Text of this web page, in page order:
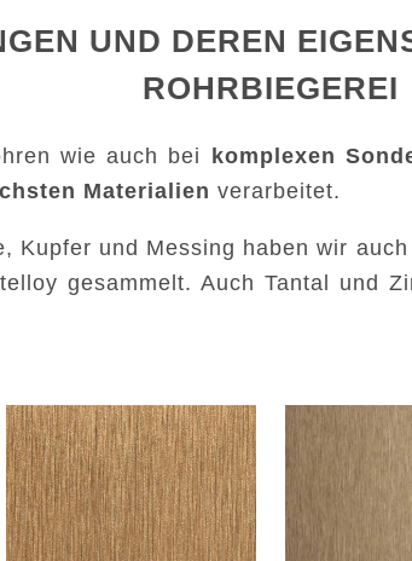
UND DEREN
ROHRBIEGEREI
wie auch bei komplexen
Materialien verarbeitet.
Kupfer und Messing haben wir
gesammelt. Auch Tantal und